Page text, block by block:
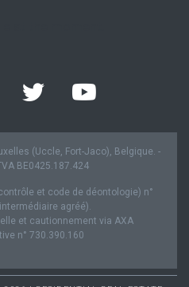
(Uccle, Fort-Jaco), Belgique. -
BE0425.187.424
et code de déontologie) n°
agréé).
et cautionnement via AXA
n° 730.390.160